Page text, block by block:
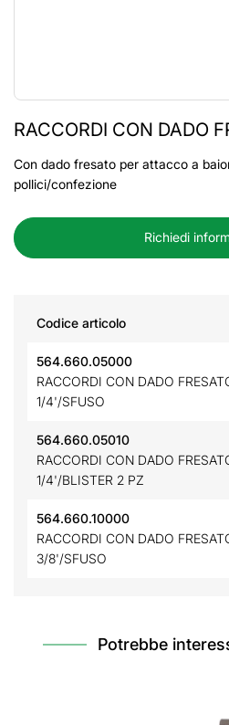
RACCORDI CON DADO
Con dado fresato per attacco a
pollici/confezione
Richiedi
Codice articolo
564.660.05000
RACCORDI CON DADO
1/4'/SFUSO
564.660.05010
RACCORDI CON DADO
1/4'/BLISTER 2 PZ
564.660.10000
RACCORDI CON DADO
3/8'/SFUSO
Potrebbe